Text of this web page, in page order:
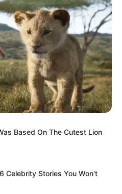
Based On The Cutest Lion
Celebrity Stories You Won't